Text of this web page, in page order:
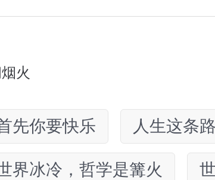
火
先你要快乐 人生这条
界冰冷，哲学是篝火